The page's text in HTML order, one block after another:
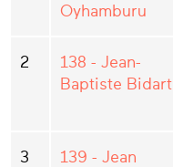
Oyhamburu
2
138 - Jean-
Baptiste Bidart
3
139 - Jean